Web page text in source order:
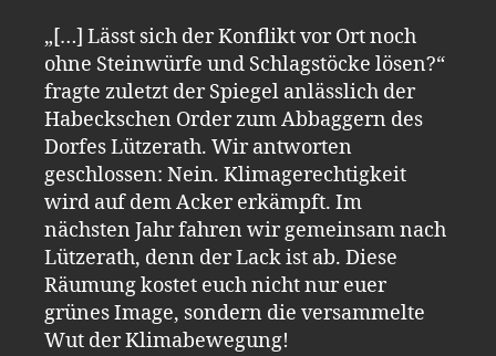
„[…] Lässt sich der Konflikt vor Ort noch
ohne Steinwürfe und Schlagstöcke lösen?“
fragte zuletzt der Spiegel anlässlich der
Habeckschen Order zum Abbaggern des
Dorfes Lützerath. Wir antworten
geschlossen: Nein. Klimagerechtigkeit
wird auf dem Acker erkämpft. Im
nächsten Jahr fahren wir gemeinsam nach
Lützerath, denn der Lack ist ab. Diese
Räumung kostet euch nicht nur euer
grünes Image, sondern die versammelte
Wut der Klimabewegung!